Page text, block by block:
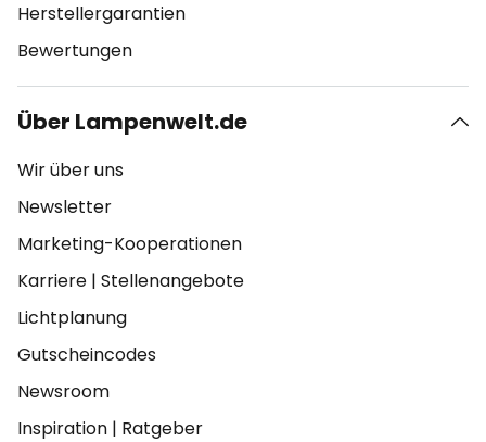
Herstellergarantien
Bewertungen
Über Lampenwelt.de
Wir über uns
Newsletter
Marketing-Kooperationen
Karriere | Stellenangebote
Lichtplanung
Gutscheincodes
Newsroom
Inspiration | Ratgeber